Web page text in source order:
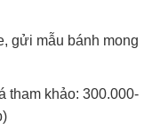
gửi mẫu bánh mong
tham khảo: 300.000-